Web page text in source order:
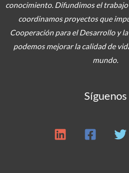
conocimiento. Difundimos el
coordinamos proyectosque
Cooperación para el Desarrollo y
podemos mejorar la calidad de
mundo.
Síguenos